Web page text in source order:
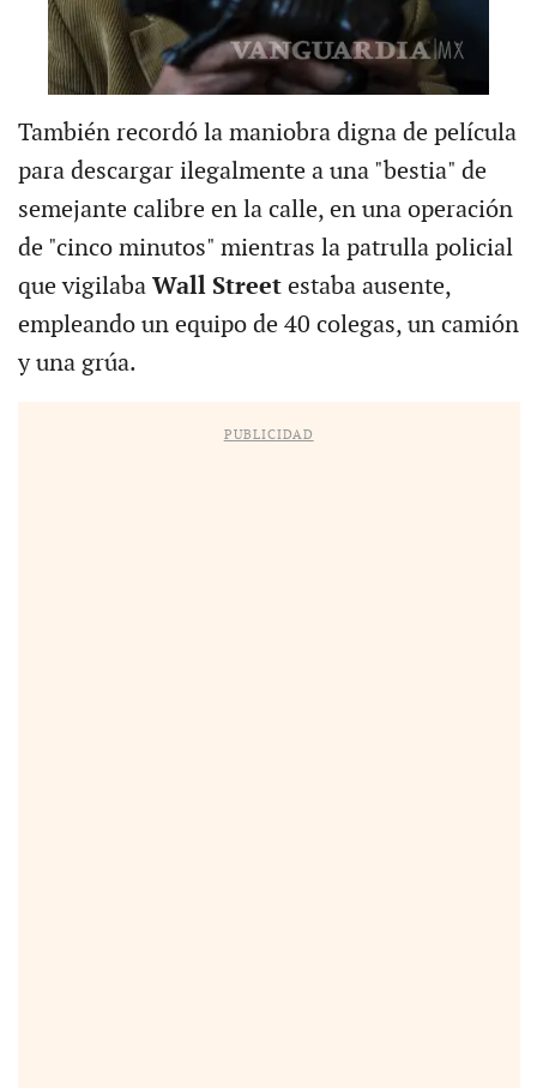
También recordó la maniobra digna de película
para descargar ilegalmente a una "bestia" de
semejante calibre en la calle, en una operación
de "cinco minutos" mientras la patrulla policial
que vigilaba Wall Streetestaba ausente,
empleando un equipo de 40 colegas, un camión
y una grúa.
PUBLICIDAD